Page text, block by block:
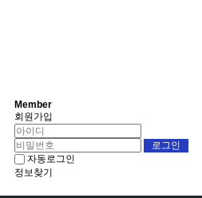
Member
회원가입
자동로그인
정보찾기